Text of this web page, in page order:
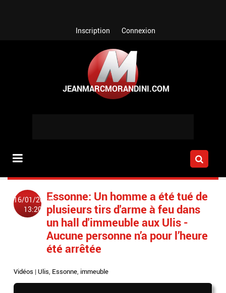
Inscription Connexion
16/01/2025
13:20
Essonne: Un homme a été tué de
plusieurs tirs d'arme à feu dans
un hall d'immeuble aux Ulis -
Aucune personne n’a pour l’heure
été arrêtée
Vidéos | Ulis, Essonne, immeuble